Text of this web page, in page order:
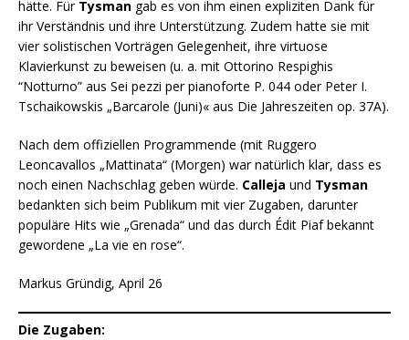
hätte. Für Tysman gab es von ihm einen expliziten Dank für
ihr Verständnis und ihre Unterstützung. Zudem hatte sie mit
vier solistischen Vorträgen Gelegenheit, ihre virtuose
Klavierkunst zu beweisen (u. a. mit Ottorino Respighis
“Notturno” aus Sei pezzi per pianoforte P. 044 oder Peter I.
Tschaikowskis „Barcarole (Juni)« aus Die Jahreszeiten op. 37A).
Nach dem offiziellen Programmende (mit Ruggero
Leoncavallos „Mattinata“ (Morgen) war natürlich klar, dass es
noch einen Nachschlag geben würde. Calleja und Tysman
bedankten sich beim Publikum mit vier Zugaben, darunter
populäre Hits wie „Grenada“ und das durch Édit Piaf bekannt
gewordene „La vie en rose“.
Markus Gründig, April 26
Die Zugaben: